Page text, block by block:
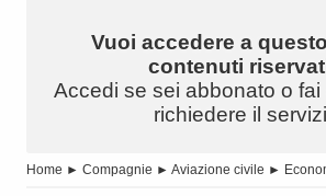
Vuoi accedere a
contenuti
Accedi se sei abbonato o
richiedere il
Home ► Compagnie ► Aviazione civile ►